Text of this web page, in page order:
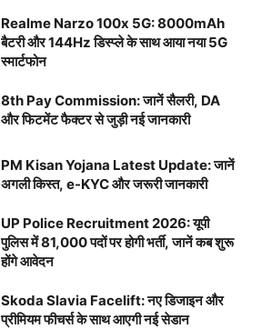
Realme Narzo 100x 5G: 8000mAh
बैटरी और 144Hz डिस्प्ले के साथ आया नया 5G
स्मार्टफोन
8th Pay Commission: जानें सैलरी, DA
और फिटमेंट फैक्टर से जुड़ी नई जानकारी
PM Kisan Yojana Latest Update: जानें
अगली किस्त, e-KYC और जरूरी जानकारी
UP Police Recruitment 2026: यूपी
पुलिस में 81,000 पदों पर होगी भर्ती, जानें कब शुरू
होंगे आवेदन
Skoda Slavia Facelift: नए डिजाइन और
प्रीमियम फीचर्स के साथ आएगी नई सेडान